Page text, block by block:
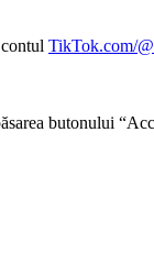
TikTok.com/
butonului